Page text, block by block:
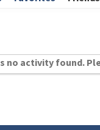
no activity found.